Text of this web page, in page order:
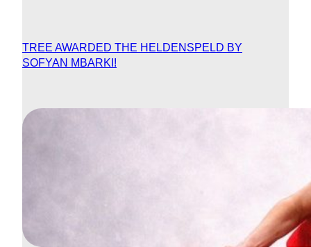
TREE AWARDED THE HELDENSPELD BY
SOFYAN MBARKI!